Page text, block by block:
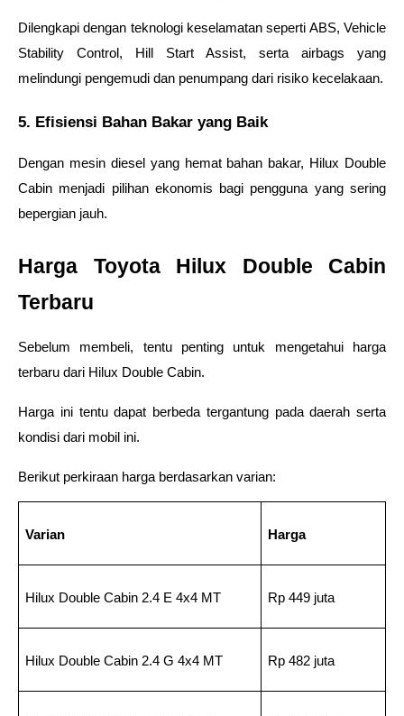
Dilengkapi dengan teknologi keselamatan seperti ABS, Vehicle
Stability Control, Hill Start Assist, serta airbags yang
melindungi pengemudi dan penumpang dari risiko kecelakaan.
5. Efisiensi Bahan Bakar yang Baik
Dengan mesin diesel yang hemat bahan bakar, Hilux Double
Cabin menjadi pilihan ekonomis bagi pengguna yang sering
bepergian jauh.
Harga Toyota Hilux Double Cabin
Terbaru
Sebelum membeli, tentu penting untuk mengetahui harga
terbaru dari Hilux Double Cabin.
Harga ini tentu dapat berbeda tergantung pada daerah serta
kondisi dari mobil ini.
Berikut perkiraan harga berdasarkan varian:
Varian Harga
Hilux Double Cabin 2.4 E 4x4 MT Rp 449 juta
Hilux Double Cabin 2.4 G 4x4 MT Rp 482 juta